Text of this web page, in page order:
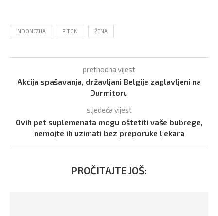
INDONEZIJA PITON ŽENA
prethodna vijest
Akcija spašavanja, državljani Belgije zaglavljeni na
Durmitoru
sljedeća vijest
Ovih pet suplemenata mogu oštetiti vaše bubrege,
nemojte ih uzimati bez preporuke ljekara
PROČITAJTE JOŠ: